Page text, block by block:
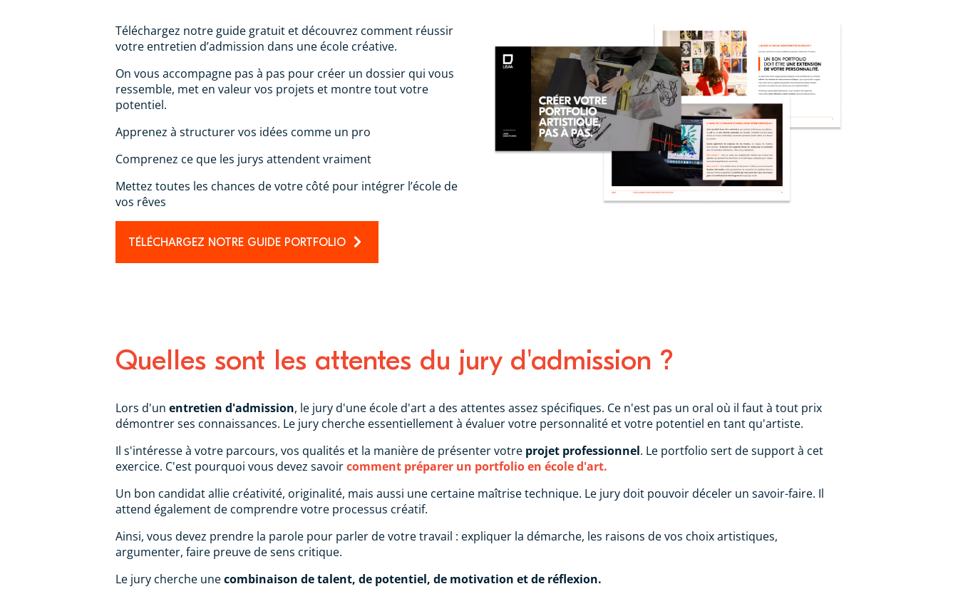
Téléchargez notre guide gratuit et découvrez comment réussir
votre entretien d’admission dans une école créative.
On vous accompagne pas à pas pour créer un dossier qui vous
ressemble, met en valeur vos projets et montre tout votre
potentiel.
Apprenez à structurer vos idées comme un pro
Comprenez ce que les jurys attendent vraiment
Mettez toutes les chances de votre côté pour intégrer l’école de
vos rêves
TÉLÉCHARGEZ NOTRE GUIDE PORTFOLIO
Quelles sont les attentes du jury d'admission ?
Lors d'un entretien d'admission, le jury d'une école d'art a des attentes assez spécifiques. Ce n'est pas un oral où il faut à tout prix
démontrer ses connaissances. Le jury cherche essentiellement à évaluer votre personnalité et votre potentiel en tant qu'artiste.
Il s'intéresse à votre parcours, vos qualités et la manière de présenter votre projet professionnel. Le portfolio sert de support à cet
exercice. C'est pourquoi vous devez savoircomment préparer un portfolio en école d'art.
Un bon candidat allie créativité, originalité, mais aussi une certaine maîtrise technique. Le jury doit pouvoir déceler un savoir-faire. Il
attend également de comprendre votre processus créatif.
Ainsi, vous devez prendre la parole pour parler de votre travail : expliquer la démarche, les raisons de vos choix artistiques,
argumenter, faire preuve de sens critique.
Le jury cherche unecombinaison de talent, de potentiel, de motivation et de réflexion.